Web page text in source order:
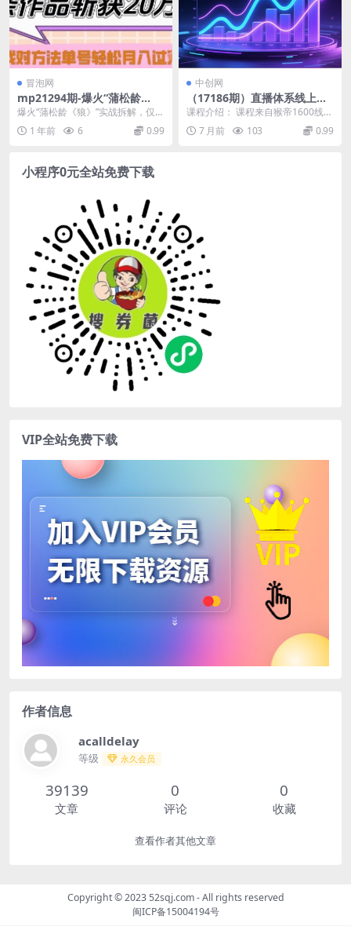
冒泡网
mp21294期-爆火“蒲松龄
《狼》”实战拆解，仅6条作品
涨粉24W，单条作品收获20W
点赞，找对方法轻松起号月入
爆火“蒲松龄《狼》”实战拆解，仅6
条作品涨粉24W，单条作品收获20
W点赞，找对...
1 年前 6 0.99
中创网
（17186期）直播体系线上课
(更新2026)：从0到1打造运营
型主播，掌握自然流破圈与团
队复制的全链路方法
课程介绍： 课程来自猴帝1600线上
课。从0-1快速起号，成为运营型主
播，掌握主...
7 月前 103 0.99
小程序0元全站免费下载
VIP全站免费下载
作者信息
acalldelay
等级 永久会员
39139
文章
0
评论
0
收藏
查看作者其他文章
Copyright © 2023 52sqj.com- All rights reserved
闽ICP备15004194号